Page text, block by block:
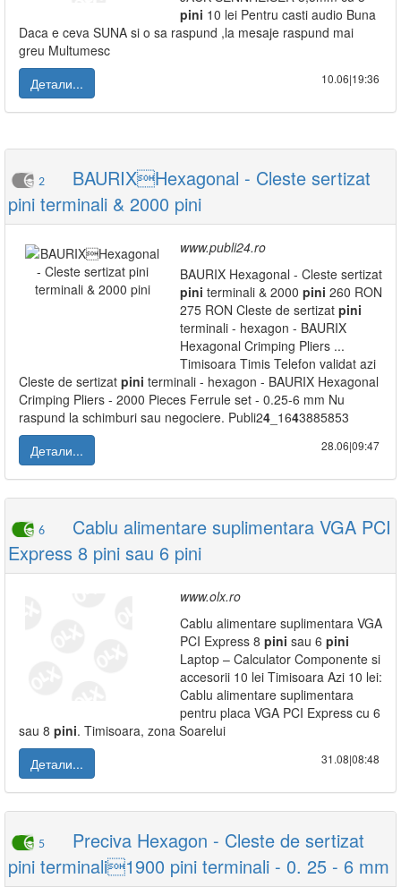
pini 10 lei Pentru casti audio Buna
Daca e ceva SUNA si o sa raspund ,la mesaje raspund mai
greu Multumesc
Детали...
10.06|19:36
2
BAURIXHexagonal - Cleste sertizat
pini terminali & 2000 pini
www.publi24.ro
BAURIX Hexagonal - Cleste sertizat
pini terminali & 2000 pini 260 RON
275 RON Cleste de sertizat pini
terminali - hexagon - BAURIX
Hexagonal Crimping Pliers ...
Timisoara Timis Telefon validat azi
Cleste de sertizat pini terminali - hexagon - BAURIX Hexagonal
Crimping Pliers - 2000 Pieces Ferrule set - 0.25-6 mm Nu
raspund la schimburi sau negociere. Publi24 _1643885853
Детали...
28.06|09:47
6
Cablu alimentare suplimentara VGA PCI
Express 8 pini sau 6 pini
www.olx.ro
Cablu alimentare suplimentara VGA
PCI Express 8 pini sau 6 pini
Laptop – Calculator Componente si
accesorii 10 lei Timisoara Azi 10 lei:
Cablu alimentare suplimentara
pentru placa VGA PCI Express cu 6
sau 8 pini. Timisoara, zona Soarelui
Детали...
31.08|08:48
5
Preciva Hexagon - Cleste de sertizat
pini terminali1900 pini terminali - 0. 25 - 6 mm